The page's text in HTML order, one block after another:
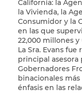
California: la
la Vivienda, la
Consumidor y la
en las que
22,000 millones
La Sra. Evans
principal asesora
Gobernadores
binacionales
énfasis en las